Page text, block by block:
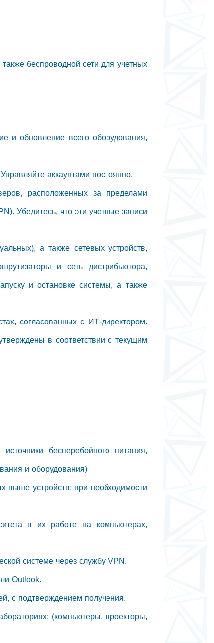
беспроводной сети для учетных
и обновление всего оборудования,
аккаунтами постоянно.
расположенных за пределами
Убедитесь, что эти учетные записи
а также сетевых устройств,
и сеть дистрибьютора,
и остановке системы, а также
согласованных с ИТ-директором.
в соответствии с текущим
бесперебойного питания,
и оборудования)
выше устройств; при необходимости
в их работе на компьютерах,
системе через службу VPN.
Outlook.
с подтверждением получения.
(компьютеры, проекторы,